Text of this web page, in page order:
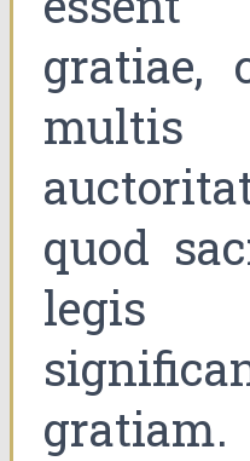
gratiae,
multis
quod
legis
gratiam.